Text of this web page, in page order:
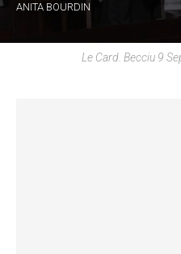
ANITA BOURDIN
Le Card. Becciu 9